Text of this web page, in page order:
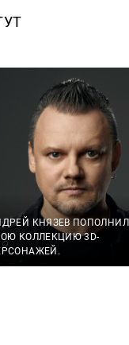
КНЯЗЕВ ПОПОЛНИЛ
КОЛЛЕКЦИЮ 3D-